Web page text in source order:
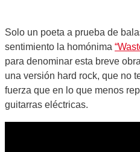
Solo un poeta a prueba de
sentimiento la homónima
para denominar esta breve
una versión hard rock, que no
fuerza que en lo que menos
guitarras eléctricas.